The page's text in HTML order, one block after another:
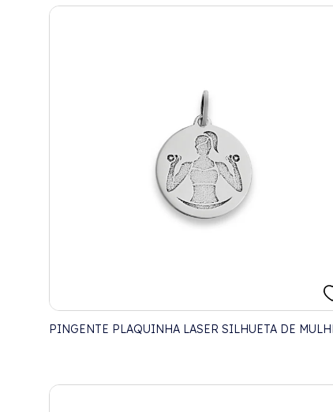
PINGENTE PLAQUINHA LASER SILHUETA DE